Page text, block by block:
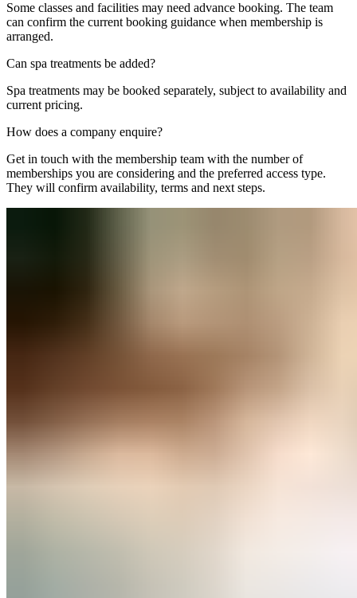
Some classes and facilities may need advance booking. The team
can confirm the current booking guidance when membership is
arranged.​​​​‌ ‍ ​‍​‍‌‍ ‌ ​‍‌‍‍‌‌‍‌ ‌‍‍‌‌‍ ‍​‍​‍​ ‍‍​‍​‍‌ ​ ‌‍​‌‌‍ ‍‌‍‍‌‌ ‌​‌ ‍‌​‍ ‍‌‍‍‌‌‍ ​‍​‍​‍ ​​‍​‍‌‍‍​‌ ​‍‌‍‌‌‌‍‌‍​‍​‍​ ‍‍​‍​‍‌‍‍​‌ ‌​‌ ‌​‌ ​​‌ ​ ​ ‍‍​‍ ​‍ ‌‍ ​​‍ ‌‌‍​‌‌‍ ‍‌‍‌​​‍ ‌‌ ​‍​‍ ‌‌‍‍​‌‍ ‌ ‌​‌‍‌‌‌‍ ​‌ ​ ​‍ ‌‌ ​ ‌ ‌​‌ ‌‌‌‍‌​‌‍‍‌‌‍ ​‍ ‍‌ ‌‍‌‍‌‌‌ ​‍‌‍​ ‌‍‌‌‌‍ ​​‍ ‍‌‍​‌‌ ​​‌ ​​​‍ ‌‍‍‌‌‍ ‍‌ ‌​‌‍‌‌‌‍ ‍‌ ‌​​‍ ‌‍‌‌‌‍‌​‌‍‍‌‌ ‌​​‍ ‌‍ ‌‌‍ ‌‍‌​‌‍‌‌​ ‌‌ ​​‌ ​‍‌‍‌‌‌ ​ ‌‍‌‌‌‍ ‍‌ ‌​‌‍​‌‌ ‌​‌‍‍‌‌‍ ‌‍ ‍​ ‍ ‌‍‍‌‌‍‌​​ ‌‌‍‌‍​ ‌​​ ‍​‌‍‌‍​ ‌‍​ ​‍​ ​​​ ​‌​‍ ‌​ ​‍​ ​‍‌‍‌‍​ ​ ​‍ ‌​ ‌​‌‍‌‌​ ‌‌​ ‍​​‍ ‌‌‍​‍‌‍​‍​ ​​​ ‌‍​‍ ‌‌‍‌​​ ‍​​ ​ ‌‍​‌​ ‌‌‌‍​‌‌‍‌‌‌‍​‍​ ‌‌​ ​ ‌‍​ ​ ​ ​ ‍ ‌ ‌​‌ ‍‌‌ ​​‌‍‌‌​ ‌‌‍‍​‌‍ ‌ ‌​‌‍‌‌‌‍ ​‌​‌‍‌‍​‌‌ ​‌​ ‍ ‌ ​​‌‍​‌‌ ‌​‌‍‍​​ ‌‌‍​‌‌‍ ‍‌ ​ ‌ ‌ ‌‍‌‌‌ ​‍​‍‌‌​ ‌‌‌​​‍‌‌ ‌‍‍ ‌‍‌‌‌ ‍‌​‍‌‌​ ​ ‌​‌​​‍‌‌​ ​ ‌​‌​​‍‌‌​ ​‍​ ​‍‌‍‌‍‌‍‌‌‌‍‌‍‌‍‌​‌‍‌‌‌‍​‍​ ‌‍‌‍‌‌​ ‍​‌‍‌‌‌‍​ ​ ​‍​‍‌‌​ ​‍​ ​‍​‍‌‌​ ‌‌‌​‌​​‍ ‍‌‍​ ‌‍‍​‌‍‍‌‌‍ ​‌‍‌​‌ ​‍‌‍‌‌‌‍ ‍​‍‌‌​ ‌‌‌​​‍‌‌ ‌‍‍ ‌‍‌‌‌ ‍‌​‍‌‌​ ​ ‌​‌​​‍‌‌​ ​ ‌​‌​​‍‌‌​ ​‍​ ​‍​ ​ ​ ‌‌​ ‌​​ ‌​‌‍​ ‌‍‌‌‌‍‌‌​ ‌‌​ ​‌‌‍​ ​ ​‌​ ‌ ​‍‌‌​ ​‍​ ​‍​‍‌‌​ ‌‌‌​‌​​‍ ‍‌ ‌​‌‍‌‌‌ ‍​‌ ‌​​ ‌‍​‍‌‍​‌‌ ​ ‌‍‌‌‌‌‌‌‌ ​‍‌‍ ​​ ‌‌‍‍​‌ ‌​‌ ‌​‌ ​​‌ ​ ​‍‌‌​ ​ ‌​​‌​‍‌‌​ ​‍‌​‌‍​‍‌‌​ ​‍‌​‌‍‌‍ ​​‍ ‌‌‍​‌‌‍ ‍‌‍‌​​‍ ‌‌ ​‍​‍ ‌‌‍‍​‌‍ ‌ ‌​‌‍‌‌‌‍ ​‌ ​ ​‍ ‌‌ ​ ‌ ‌​‌ ‌‌‌‍‌​‌‍‍‌‌‍ ​‍ ‍‌ ‌‍‌‍‌‌‌ ​‍‌‍​ ‌‍‌‌‌‍ ​​‍ ‍‌‍​‌‌ ​​‌ ​​​‍‌‍‌‍‍‌‌‍‌​​ ‌‌‍‌‍​ ‌​​ ‍​‌‍‌‍​ ‌‍​ ​‍​ ​​​ ​‌​‍ ‌​ ​‍​ ​‍‌‍‌‍​ ​ ​‍ ‌​ ‌​‌‍‌‌​ ‌‌​ ‍​​‍ ‌‌‍​‍‌‍​‍​ ​​​ ‌‍​‍ ‌‌‍‌​​ ‍​​ ​ ‌‍​‌​ ‌‌‌‍​‌‌‍‌‌‌‍​‍​ ‌‌​ ​ ‌‍​ ​ ​ ​‍‌‍‌ ‌​‌ ‍‌‌ ​​‌‍‌‌​ ‌‌‍‍​‌‍ ‌ ‌​‌‍‌‌‌‍ ​‌​‌‍‌‍​‌‌ ​‌​‍‌‍‌ ​​‌‍​‌‌ ‌​‌‍‍​​ ‌‌‍​‌‌‍ ‍‌ ​ ‌ ‌ ‌‍‌‌‌ ​‍​‍‌‌​ ‌‌‌​​‍‌‌ ‌‍‍ ‌‍‌‌‌ ‍‌​‍‌‌​ ​ ‌​‌​​‍‌‌​ ​ ‌​‌​​‍‌‌​ ​‍​ ​‍‌‍‌‍‌‍‌‌‌‍‌‍‌‍‌​‌‍‌‌‌‍​‍​ ‌‍‌‍‌‌​ ‍​‌‍‌‌‌‍​ ​ ​‍​‍‌‌​ ​‍​ ​‍​‍‌‌​ ‌‌‌​‌​​‍ ‍‌‍​ ‌‍‍​‌‍‍‌‌‍ ​‌‍‌​‌ ​‍‌‍‌‌‌‍ ‍​‍‌‌​ ‌‌‌​​‍‌‌ ‌‍‍ ‌‍‌‌‌ ‍‌​‍‌‌​ ​ ‌​‌​​‍‌‌​ ​ ‌​‌​​‍‌‌​ ​‍​ ​‍​ ​ ​ ‌‌​ ‌​​ ‌​‌‍​ ‌‍‌‌‌‍‌‌​ ‌‌​ ​‌‌‍​ ​ ​‌​ ‌ ​‍‌‌​ ​‍​ ​‍​‍‌‌​ ‌‌‌​‌​​‍ ‍‌ ‌​‌‍‌‌‌ ‍​‌ ‌​​‍‌‍‌ ​​‌‍‌‌‌ ​‍‌ ​ ‌ ​​‌‍‌‌‌‍​ ‌ ‌​‌‍‍‌‌ ‌‍‌‍‌‌​ ‌‌ ​​‌ ‌‌‌‍​‍‌‍ ​‌‍‍‌‌ ​ ‌‍‍​‌‍‌‌‌‍‌​​‍​‍‌ ‌
Can spa treatments be added?​​​​‌ ‍ ​‍​‍‌‍ ‌ ​‍‌‍‍‌‌‍‌ ‌‍‍‌‌‍ ‍​‍​‍​ ‍‍​‍​‍‌ ​ ‌‍​‌‌‍ ‍‌‍‍‌‌ ‌​‌ ‍‌​‍ ‍‌‍‍‌‌‍ ​‍​‍​‍ ​​‍​‍‌‍‍​‌ ​‍‌‍‌‌‌‍‌‍​‍​‍​ ‍‍​‍​‍‌‍‍​‌ ‌​‌ ‌​‌ ​​‌ ​ ​ ‍‍​‍ ​‍ ‌‍ ​​‍ ‌‌‍​‌‌‍ ‍‌‍‌​​‍ ‌‌ ​‍​‍ ‌‌‍‍​‌‍ ‌ ‌​‌‍‌‌‌‍ ​‌ ​ ​‍ ‌‌ ​ ‌ ‌​‌ ‌‌‌‍‌​‌‍‍‌‌‍ ​‍ ‍‌ ‌‍‌‍‌‌‌ ​‍‌‍​ ‌‍‌‌‌‍ ​​‍ ‍‌‍​‌‌ ​​‌ ​​​‍ ‌‍‍‌‌‍ ‍‌ ‌​‌‍‌‌‌‍ ‍‌ ‌​​‍ ‌‍‌‌‌‍‌​‌‍‍‌‌ ‌​​‍ ‌‍ ‌‌‍ ‌‍‌​‌‍‌‌​ ‌‌ ​​‌ ​‍‌‍‌‌‌ ​ ‌‍‌‌‌‍ ‍‌ ‌​‌‍​‌‌ ‌​‌‍‍‌‌‍ ‌‍ ‍​ ‍ ‌‍‍‌‌‍‌​​ ‌‌‍‌‍‌‍‌‌​ ​​‌‍​ ‌‍‌‌‌‍‌​​ ​‌​ ‌‌​‍ ‌​ ​ ​ ​‌​ ‍​‌‍‌‌​‍ ‌​ ‌​‌‍​‍​ ‌​​ ​‍​‍ ‌‌‍​‍‌‍​‌‌‍​‌​ ​ ​‍ ‌‌‍‌​​ ‌​​ ‌ ​ ‍‌‌‍​ ‌‍​‌​ ​‌‌‍​‍​ ‌‍​ ​‍​ ​ ​ ‌ ​ ‍ ‌ ‌​‌ ‍‌‌ ​​‌‍‌‌​ ‌‌‍‍​‌‍ ‌ ‌​‌‍‌‌‌‍ ​‌​‌‍‌‍​‌‌ ​‌​ ‍ ‌ ​​‌‍​‌‌ ‌​‌‍‍​​ ‌‌ ​‌‌ ‌‌‌‍‌‌‌ ​ ‌ ‌​‌‍‍‌‌‍ ‌‍ ‍​ ‌‍​‍‌‍​‌‌ ​ ‌‍‌‌‌‌‌‌‌ ​‍‌‍ ​​ ‌‌‍‍​‌ ‌​‌ ‌​‌ ​​‌ ​ ​‍‌‌​ ​ ‌​​‌​‍‌‌​ ​‍‌​‌‍​‍‌‌​ ​‍‌​‌‍‌‍ ​​‍ ‌‌‍​‌‌‍ ‍‌‍‌​​‍ ‌‌ ​‍​‍ ‌‌‍‍​‌‍ ‌ ‌​‌‍‌‌‌‍ ​‌ ​ ​‍ ‌‌ ​ ‌ ‌​‌ ‌‌‌‍‌​‌‍‍‌‌‍ ​‍ ‍‌ ‌‍‌‍‌‌‌ ​‍‌‍​ ‌‍‌‌‌‍ ​​‍ ‍‌‍​‌‌ ​​‌ ​​​‍‌‍‌‍‍‌‌‍‌​​ ‌‌‍‌‍‌‍‌‌​ ​​‌‍​ ‌‍‌‌‌‍‌​​ ​‌​ ‌‌​‍ ‌​ ​ ​ ​‌​ ‍​‌‍‌‌​‍ ‌​ ‌​‌‍​‍​ ‌​​ ​‍​‍ ‌‌‍​‍‌‍​‌‌‍​‌​ ​ ​‍ ‌‌‍‌​​ ‌​​ ‌ ​ ‍‌‌‍​ ‌‍​‌​ ​‌‌‍​‍​ ‌‍​ ​‍​ ​ ​ ‌ ​‍‌‍‌ ‌​‌ ‍‌‌ ​​‌‍‌‌​ ‌‌‍‍​‌‍ ‌ ‌​‌‍‌‌‌‍ ​‌​‌‍‌‍​‌‌ ​‌​‍‌‍‌ ​​‌‍​‌‌ ‌​‌‍‍​​ ‌‌ ​‌‌ ‌‌‌‍‌‌‌ ​ ‌ ‌​‌‍‍‌‌‍ ‌‍ ‍​‍‌‍‌ ​​‌‍‌‌‌ ​‍‌ ​ ‌ ​​‌‍‌‌‌‍​ ‌ ‌​‌‍‍‌‌ ‌‍‌‍‌‌​ ‌‌ ​​‌ ‌‌‌‍​‍‌‍ ​‌‍‍‌‌ ​ ‌‍‍​‌‍‌‌‌‍‌​​‍​‍‌ ‌
Spa treatments may be booked separately, subject to availability and
current pricing.​​​​‌ ‍ ​‍​‍‌‍ ‌ ​‍‌‍‍‌‌‍‌ ‌‍‍‌‌‍ ‍​‍​‍​ ‍‍​‍​‍‌ ​ ‌‍​‌‌‍ ‍‌‍‍‌‌ ‌​‌ ‍‌​‍ ‍‌‍‍‌‌‍ ​‍​‍​‍ ​​‍​‍‌‍‍​‌ ​‍‌‍‌‌‌‍‌‍​‍​‍​ ‍‍​‍​‍‌‍‍​‌ ‌​‌ ‌​‌ ​​‌ ​ ​ ‍‍​‍ ​‍ ‌‍ ​​‍ ‌‌‍​‌‌‍ ‍‌‍‌​​‍ ‌‌ ​‍​‍ ‌‌‍‍​‌‍ ‌ ‌​‌‍‌‌‌‍ ​‌ ​ ​‍ ‌‌ ​ ‌ ‌​‌ ‌‌‌‍‌​‌‍‍‌‌‍ ​‍ ‍‌ ‌‍‌‍‌‌‌ ​‍‌‍​ ‌‍‌‌‌‍ ​​‍ ‍‌‍​‌‌ ​​‌ ​​​‍ ‌‍‍‌‌‍ ‍‌ ‌​‌‍‌‌‌‍ ‍‌ ‌​​‍ ‌‍‌‌‌‍‌​‌‍‍‌‌ ‌​​‍ ‌‍ ‌‌‍ ‌‍‌​‌‍‌‌​ ‌‌ ​​‌ ​‍‌‍‌‌‌ ​ ‌‍‌‌‌‍ ‍‌ ‌​‌‍​‌‌ ‌​‌‍‍‌‌‍ ‌‍ ‍​ ‍ ‌‍‍‌‌‍‌​​ ‌‌‍‌‍‌‍‌‌​ ​​‌‍​ ‌‍‌‌‌‍‌​​ ​‌​ ‌‌​‍ ‌​ ​ ​ ​‌​ ‍​‌‍‌‌​‍ ‌​ ‌​‌‍​‍​ ‌​​ ​‍​‍ ‌‌‍​‍‌‍​‌‌‍​‌​ ​ ​‍ ‌‌‍‌​​ ‌​​ ‌ ​ ‍‌‌‍​ ‌‍​‌​ ​‌‌‍​‍​ ‌‍​ ​‍​ ​ ​ ‌ ​ ‍ ‌ ‌​‌ ‍‌‌ ​​‌‍‌‌​ ‌‌‍‍​‌‍ ‌ ‌​‌‍‌‌‌‍ ​‌​‌‍‌‍​‌‌ ​‌​ ‍ ‌ ​​‌‍​‌‌ ‌​‌‍‍​​ ‌‌‍​‌‌‍ ‍‌ ​ ‌ ‌ ‌‍‌‌‌ ​‍​‍‌‌​ ‌‌‌​​‍‌‌ ‌‍‍ ‌‍‌‌‌ ‍‌​‍‌‌​ ​ ‌​‌​​‍‌‌​ ​ ‌​‌​​‍‌‌​ ​‍​ ​‍​ ‌‍‌‍​‍‌‍‌​​ ‌‌​ ‍​​ ​​​ ​ ​ ‌‌​ ‍​‌‍​‌​ ‌‍​ ‌‍​‍‌‌​ ​‍​ ​‍​‍‌‌​ ‌‌‌​‌​​‍ ‍‌‍​ ‌‍‍​‌‍‍‌‌‍ ​‌‍‌​‌ ​‍‌‍‌‌‌‍ ‍​‍‌‌​ ‌‌‌​​‍‌‌ ‌‍‍ ‌‍‌‌‌ ‍‌​‍‌‌​ ​ ‌​‌​​‍‌‌​ ​ ‌​‌​​‍‌‌​ ​‍​ ​‍​ ‌‍​ ​‍‌‍‌‌‌‍‌‌​ ‌ ​ ​ ‌‍‌‍​ ​ ‌‍​ ​ ‍​‌‍​‍​ ​‍​‍‌‌​ ​‍​ ​‍​‍‌‌​ ‌‌‌​‌​​‍ ‍‌ ‌​‌‍‌‌‌ ‍​‌ ‌​​ ‌‍​‍‌‍​‌‌ ​ ‌‍‌‌‌‌‌‌‌ ​‍‌‍ ​​ ‌‌‍‍​‌ ‌​‌ ‌​‌ ​​‌ ​ ​‍‌‌​ ​ ‌​​‌​‍‌‌​ ​‍‌​‌‍​‍‌‌​ ​‍‌​‌‍‌‍ ​​‍ ‌‌‍​‌‌‍ ‍‌‍‌​​‍ ‌‌ ​‍​‍ ‌‌‍‍​‌‍ ‌ ‌​‌‍‌‌‌‍ ​‌ ​ ​‍ ‌‌ ​ ‌ ‌​‌ ‌‌‌‍‌​‌‍‍‌‌‍ ​‍ ‍‌ ‌‍‌‍‌‌‌ ​‍‌‍​ ‌‍‌‌‌‍ ​​‍ ‍‌‍​‌‌ ​​‌ ​​​‍‌‍‌‍‍‌‌‍‌​​ ‌‌‍‌‍‌‍‌‌​ ​​‌‍​ ‌‍‌‌‌‍‌​​ ​‌​ ‌‌​‍ ‌​ ​ ​ ​‌​ ‍​‌‍‌‌​‍ ‌​ ‌​‌‍​‍​ ‌​​ ​‍​‍ ‌‌‍​‍‌‍​‌‌‍​‌​ ​ ​‍ ‌‌‍‌​​ ‌​​ ‌ ​ ‍‌‌‍​ ‌‍​‌​ ​‌‌‍​‍​ ‌‍​ ​‍​ ​ ​ ‌ ​‍‌‍‌ ‌​‌ ‍‌‌ ​​‌‍‌‌​ ‌‌‍‍​‌‍ ‌ ‌​‌‍‌‌‌‍ ​‌​‌‍‌‍​‌‌ ​‌​‍‌‍‌ ​​‌‍​‌‌ ‌​‌‍‍​​ ‌‌‍​‌‌‍ ‍‌ ​ ‌ ‌ ‌‍‌‌‌ ​‍​‍‌‌​ ‌‌‌​​‍‌‌ ‌‍‍ ‌‍‌‌‌ ‍‌​‍‌‌​ ​ ‌​‌​​‍‌‌​ ​ ‌​‌​​‍‌‌​ ​‍​ ​‍​ ‌‍‌‍​‍‌‍‌​​ ‌‌​ ‍​​ ​​​ ​ ​ ‌‌​ ‍​‌‍​‌​ ‌‍​ ‌‍​‍‌‌​ ​‍​ ​‍​‍‌‌​ ‌‌‌​‌​​‍ ‍‌‍​ ‌‍‍​‌‍‍‌‌‍ ​‌‍‌​‌ ​‍‌‍‌‌‌‍ ‍​‍‌‌​ ‌‌‌​​‍‌‌ ‌‍‍ ‌‍‌‌‌ ‍‌​‍‌‌​ ​ ‌​‌​​‍‌‌​ ​ ‌​‌​​‍‌‌​ ​‍​ ​‍​ ‌‍​ ​‍‌‍‌‌‌‍‌‌​ ‌ ​ ​ ‌‍‌‍​ ​ ‌‍​ ​ ‍​‌‍​‍​ ​‍​‍‌‌​ ​‍​ ​‍​‍‌‌​ ‌‌‌​‌​​‍ ‍‌ ‌​‌‍‌‌‌ ‍​‌ ‌​​‍‌‍‌ ​​‌‍‌‌‌ ​‍‌ ​ ‌ ​​‌‍‌‌‌‍​ ‌ ‌​‌‍‍‌‌ ‌‍‌‍‌‌​ ‌‌ ​​‌ ‌‌‌‍​‍‌‍ ​‌‍‍‌‌ ​ ‌‍‍​‌‍‌‌‌‍‌​​‍​‍‌ ‌
How does a company enquire?​​​​‌ ‍ ​‍​‍‌‍ ‌ ​‍‌‍‍‌‌‍‌ ‌‍‍‌‌‍ ‍​‍​‍​ ‍‍​‍​‍‌ ​ ‌‍​‌‌‍ ‍‌‍‍‌‌ ‌​‌ ‍‌​‍ ‍‌‍‍‌‌‍ ​‍​‍​‍ ​​‍​‍‌‍‍​‌ ​‍‌‍‌‌‌‍‌‍​‍​‍​ ‍‍​‍​‍‌‍‍​‌ ‌​‌ ‌​‌ ​​‌ ​ ​ ‍‍​‍ ​‍ ‌‍ ​​‍ ‌‌‍​‌‌‍ ‍‌‍‌​​‍ ‌‌ ​‍​‍ ‌‌‍‍​‌‍ ‌ ‌​‌‍‌‌‌‍ ​‌ ​ ​‍ ‌‌ ​ ‌ ‌​‌ ‌‌‌‍‌​‌‍‍‌‌‍ ​‍ ‍‌ ‌‍‌‍‌‌‌ ​‍‌‍​ ‌‍‌‌‌‍ ​​‍ ‍‌‍​‌‌ ​​‌ ​​​‍ ‌‍‍‌‌‍ ‍‌ ‌​‌‍‌‌‌‍ ‍‌ ‌​​‍ ‌‍‌‌‌‍‌​‌‍‍‌‌ ‌​​‍ ‌‍ ‌‌‍ ‌‍‌​‌‍‌‌​ ‌‌ ​​‌ ​‍‌‍‌‌‌ ​ ‌‍‌‌‌‍ ‍‌ ‌​‌‍​‌‌ ‌​‌‍‍‌‌‍ ‌‍ ‍​ ‍ ‌‍‍‌‌‍‌​​ ‌​ ​ ‌‍‌​​ ‌‍​ ‍‌​ ‌​‌‍‌‌​ ‌‌​ ‍‌​‍ ‌​ ‍​‌‍‌‍​ ‍‌​ ‌‌​‍ ‌​ ‌​‌‍‌​​ ​‍​ ​‌​‍ ‌​ ‍‌​ ​ ‌‍​‍​ ​‍​‍ ‌​ ​‍​ ‌‍‌‍​‌​ ‌‌‌‍‌‍‌‍​ ​ ‌‌​ ‌‌​ ‍‌‌‍‌‌​ ‍​​ ‍​​ ‍ ‌ ‌​‌ ‍‌‌ ​​‌‍‌‌​ ‌‌‍‍​‌‍ ‌ ‌​‌‍‌‌‌‍ ​‌​‌‍‌‍​‌‌ ​‌​ ‍ ‌ ​​‌‍​‌‌ ‌​‌‍‍​​ ‌‌ ​‌‌ ‌‌‌‍‌‌‌ ​ ‌ ‌​‌‍‍‌‌‍ ‌‍ ‍​ ‌‍​‍‌‍​‌‌ ​ ‌‍‌‌‌‌‌‌‌ ​‍‌‍ ​​ ‌‌‍‍​‌ ‌​‌ ‌​‌ ​​‌ ​ ​‍‌‌​ ​ ‌​​‌​‍‌‌​ ​‍‌​‌‍​‍‌‌​ ​‍‌​‌‍‌‍ ​​‍ ‌‌‍​‌‌‍ ‍‌‍‌​​‍ ‌‌ ​‍​‍ ‌‌‍‍​‌‍ ‌ ‌​‌‍‌‌‌‍ ​‌ ​ ​‍ ‌‌ ​ ‌ ‌​‌ ‌‌‌‍‌​‌‍‍‌‌‍ ​‍ ‍‌ ‌‍‌‍‌‌‌ ​‍‌‍​ ‌‍‌‌‌‍ ​​‍ ‍‌‍​‌‌ ​​‌ ​​​‍‌‍‌‍‍‌‌‍‌​​ ‌​ ​ ‌‍‌​​ ‌‍​ ‍‌​ ‌​‌‍‌‌​ ‌‌​ ‍‌​‍ ‌​ ‍​‌‍‌‍​ ‍‌​ ‌‌​‍ ‌​ ‌​‌‍‌​​ ​‍​ ​‌​‍ ‌​ ‍‌​ ​ ‌‍​‍​ ​‍​‍ ‌​ ​‍​ ‌‍‌‍​‌​ ‌‌‌‍‌‍‌‍​ ​ ‌‌​ ‌‌​ ‍‌‌‍‌‌​ ‍​​ ‍​​‍‌‍‌ ‌​‌ ‍‌‌ ​​‌‍‌‌​ ‌‌‍‍​‌‍ ‌ ‌​‌‍‌‌‌‍ ​‌​‌‍‌‍​‌‌ ​‌​‍‌‍‌ ​​‌‍​‌‌ ‌​‌‍‍​​ ‌‌ ​‌‌ ‌‌‌‍‌‌‌ ​ ‌ ‌​‌‍‍‌‌‍ ‌‍ ‍​‍‌‍‌ ​​‌‍‌‌‌ ​‍‌ ​ ‌ ​​‌‍‌‌‌‍​ ‌ ‌​‌‍‍‌‌ ‌‍‌‍‌‌​ ‌‌ ​​‌ ‌‌‌‍​‍‌‍ ​‌‍‍‌‌ ​ ‌‍‍​‌‍‌‌‌‍‌​​‍​‍‌ ‌
Get in touch with the membership team with the number of
memberships you are considering and the preferred access type.
They will confirm availability, terms and next steps.​​​​‌ ‍ ​‍​‍‌‍ ‌ ​‍‌‍‍‌‌‍‌ ‌‍‍‌‌‍ ‍​‍​‍​ ‍‍​‍​‍‌ ​ ‌‍​‌‌‍ ‍‌‍‍‌‌ ‌​‌ ‍‌​‍ ‍‌‍‍‌‌‍ ​‍​‍​‍ ​​‍​‍‌‍‍​‌ ​‍‌‍‌‌‌‍‌‍​‍​‍​ ‍‍​‍​‍‌‍‍​‌ ‌​‌ ‌​‌ ​​‌ ​ ​ ‍‍​‍ ​‍ ‌‍ ​​‍ ‌‌‍​‌‌‍ ‍‌‍‌​​‍ ‌‌ ​‍​‍ ‌‌‍‍​‌‍ ‌ ‌​‌‍‌‌‌‍ ​‌ ​ ​‍ ‌‌ ​ ‌ ‌​‌ ‌‌‌‍‌​‌‍‍‌‌‍ ​‍ ‍‌ ‌‍‌‍‌‌‌ ​‍‌‍​ ‌‍‌‌‌‍ ​​‍ ‍‌‍​‌‌ ​​‌ ​​​‍ ‌‍‍‌‌‍ ‍‌ ‌​‌‍‌‌‌‍ ‍‌ ‌​​‍ ‌‍‌‌‌‍‌​‌‍‍‌‌ ‌​​‍ ‌‍ ‌‌‍ ‌‍‌​‌‍‌‌​ ‌‌ ​​‌ ​‍‌‍‌‌‌ ​ ‌‍‌‌‌‍ ‍‌ ‌​‌‍​‌‌ ‌​‌‍‍‌‌‍ ‌‍ ‍​ ‍ ‌‍‍‌‌‍‌​​ ‌​ ​ ‌‍‌​​ ‌‍​ ‍‌​ ‌​‌‍‌‌​ ‌‌​ ‍‌​‍ ‌​ ‍​‌‍‌‍​ ‍‌​ ‌‌​‍ ‌​ ‌​‌‍‌​​ ​‍​ ​‌​‍ ‌​ ‍‌​ ​ ‌‍​‍​ ​‍​‍ ‌​ ​‍​ ‌‍‌‍​‌​ ‌‌‌‍‌‍‌‍​ ​ ‌‌​ ‌‌​ ‍‌‌‍‌‌​ ‍​​ ‍​​ ‍ ‌ ‌​‌ ‍‌‌ ​​‌‍‌‌​ ‌‌‍‍​‌‍ ‌ ‌​‌‍‌‌‌‍ ​‌​‌‍‌‍​‌‌ ​‌​ ‍ ‌ ​​‌‍​‌‌ ‌​‌‍‍​​ ‌‌‍​‌‌‍ ‍‌ ​ ‌ ‌ ‌‍‌‌‌ ​‍​‍‌‌​ ‌‌‌​​‍‌‌ ‌‍‍ ‌‍‌‌‌ ‍‌​‍‌‌​ ​ ‌​‌​​‍‌‌​ ​ ‌​‌​​‍‌‌​ ​‍​ ​‍​ ​​​ ​​​ ​‌‌‍‌‌​ ‍​​ ​​​ ​​​ ​​​ ​‍​ ​‌‌‍​ ​ ‍​​‍‌‌​ ​‍​ ​‍​‍‌‌​ ‌‌‌​‌​​‍ ‍‌‍​ ‌‍‍​‌‍‍‌‌‍ ​‌‍‌​‌ ​‍‌‍‌‌‌‍ ‍​‍‌‌​ ‌‌‌​​‍‌‌ ‌‍‍ ‌‍‌‌‌ ‍‌​‍‌‌​ ​ ‌​‌​​‍‌‌​ ​ ‌​‌​​‍‌‌​ ​‍​ ​‍​ ‌ ​ ‌ ​ ‍‌‌‍​ ​ ‍‌‌‍‌‍‌‍​‌​ ‌​‌‍‌‍‌‍‌‍‌‍‌‍​ ​ ​‍‌‌​ ​‍​ ​‍​‍‌‌​ ‌‌‌​‌​​‍ ‍‌ ‌​‌‍‌‌‌ ‍​‌ ‌​​ ‌‍​‍‌‍​‌‌ ​ ‌‍‌‌‌‌‌‌‌ ​‍‌‍ ​​ ‌‌‍‍​‌ ‌​‌ ‌​‌ ​​‌ ​ ​‍‌‌​ ​ ‌​​‌​‍‌‌​ ​‍‌​‌‍​‍‌‌​ ​‍‌​‌‍‌‍ ​​‍ ‌‌‍​‌‌‍ ‍‌‍‌​​‍ ‌‌ ​‍​‍ ‌‌‍‍​‌‍ ‌ ‌​‌‍‌‌‌‍ ​‌ ​ ​‍ ‌‌ ​ ‌ ‌​‌ ‌‌‌‍‌​‌‍‍‌‌‍ ​‍ ‍‌ ‌‍‌‍‌‌‌ ​‍‌‍​ ‌‍‌‌‌‍ ​​‍ ‍‌‍​‌‌ ​​‌ ​​​‍‌‍‌‍‍‌‌‍‌​​ ‌​ ​ ‌‍‌​​ ‌‍​ ‍‌​ ‌​‌‍‌‌​ ‌‌​ ‍‌​‍ ‌​ ‍​‌‍‌‍​ ‍‌​ ‌‌​‍ ‌​ ‌​‌‍‌​​ ​‍​ ​‌​‍ ‌​ ‍‌​ ​ ‌‍​‍​ ​‍​‍ ‌​ ​‍​ ‌‍‌‍​‌​ ‌‌‌‍‌‍‌‍​ ​ ‌‌​ ‌‌​ ‍‌‌‍‌‌​ ‍​​ ‍​​‍‌‍‌ ‌​‌ ‍‌‌ ​​‌‍‌‌​ ‌‌‍‍​‌‍ ‌ ‌​‌‍‌‌‌‍ ​‌​‌‍‌‍​‌‌ ​‌​‍‌‍‌ ​​‌‍​‌‌ ‌​‌‍‍​​ ‌‌‍​‌‌‍ ‍‌ ​ ‌ ‌ ‌‍‌‌‌ ​‍​‍‌‌​ ‌‌‌​​‍‌‌ ‌‍‍ ‌‍‌‌‌ ‍‌​‍‌‌​ ​ ‌​‌​​‍‌‌​ ​ ‌​‌​​‍‌‌​ ​‍​ ​‍​ ​​​ ​​​ ​‌‌‍‌‌​ ‍​​ ​​​ ​​​ ​​​ ​‍​ ​‌‌‍​ ​ ‍​​‍‌‌​ ​‍​ ​‍​‍‌‌​ ‌‌‌​‌​​‍ ‍‌‍​ ‌‍‍​‌‍‍‌‌‍ ​‌‍‌​‌ ​‍‌‍‌‌‌‍ ‍​‍‌‌​ ‌‌‌​​‍‌‌ ‌‍‍ ‌‍‌‌‌ ‍‌​‍‌‌​ ​ ‌​‌​​‍‌‌​ ​ ‌​‌​​‍‌‌​ ​‍​ ​‍​ ‌ ​ ‌ ​ ‍‌‌‍​ ​ ‍‌‌‍‌‍‌‍​‌​ ‌​‌‍‌‍‌‍‌‍‌‍‌‍​ ​ ​‍‌‌​ ​‍​ ​‍​‍‌‌​ ‌‌‌​‌​​‍ ‍‌ ‌​‌‍‌‌‌ ‍​‌ ‌​​‍‌‍‌ ​​‌‍‌‌‌ ​‍‌ ​ ‌ ​​‌‍‌‌‌‍​ ‌ ‌​‌‍‍‌‌ ‌‍‌‍‌‌​ ‌‌ ​​‌ ‌‌‌‍​‍‌‍ ​‌‍‍‌‌ ​ ‌‍‍​‌‍‌‌‌‍‌​​‍​‍‌ ‌